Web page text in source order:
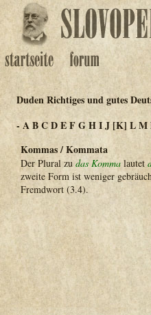
Duden Richtiges und gutes
-ABCDEFGHIJ [K] LM
Kommas / Kommata
Der Plural zu das Kommalautet
zweite Form ist weniger
Fremdwort (3.4).